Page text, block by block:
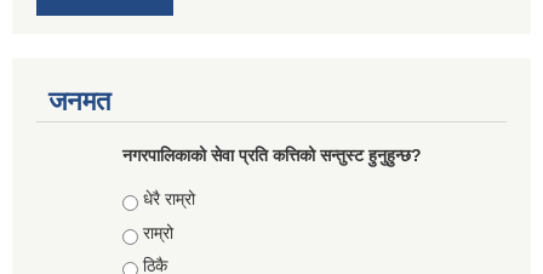
जनमत
नगरपालिकाको सेवा प्रति कत्तिको सन्तुस्ट हुनुहुन्छ?
Choices
धेरै राम्रो
राम्रो
ठिकै